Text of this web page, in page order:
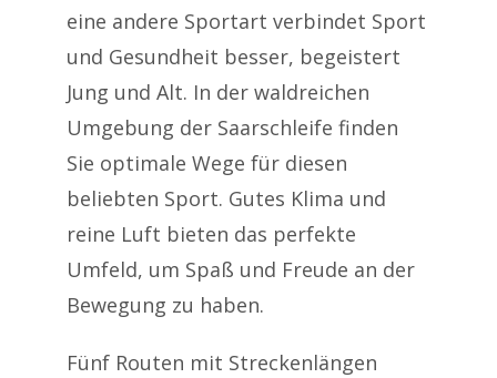
eine andere Sportart verbindet Sport
und Gesundheit besser, begeistert
Jung und Alt. In der waldreichen
Umgebung der Saarschleife finden
Sie optimale Wege für diesen
beliebten Sport. Gutes Klima und
reine Luft bieten das perfekte
Umfeld, um Spaß und Freude an der
Bewegung zu haben.
Fünf Routen mit Streckenlängen